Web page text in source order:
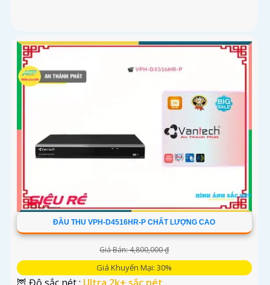
ĐẦU THU VPH-D4516HR-P CHẤT LƯỢNG CAO
Giá Bán: 4,800,000 ₫
Giá Khuyến Mại: 30%